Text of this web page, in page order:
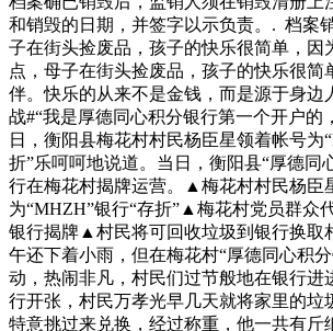
和销毁的日期，并签字以示负责。. 档案
子在街头捡废品，孩子的快乐很简单，因
点，母子在街头捡废品，孩子的快乐很简
伴。快乐的从来不是金钱，而是源于身边
战#“我是厚德同心积分银行第一个开户的
日，衡阳县梅花村村民杨臣星领着帐号为
折”乐呵呵地说道。当日，衡阳县“厚德同
行在梅花村揭牌运营。▲梅花村村民杨臣
为“MHZH”银行“存折”▲梅花村党员群众
银行揭牌▲村民将可回收垃圾到银行换取
午还下着小雨，但在梅花村“厚德同心积
动，热闹非凡，村民们过节般地在银行进
行开张，村民万孝光早几天就将家里的垃
特意挑过来兑换，经过称重，他一共有斤